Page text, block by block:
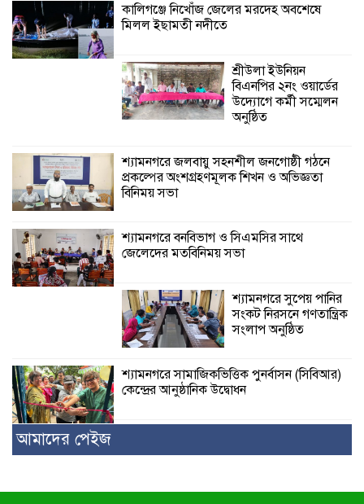
শ্যামনগরে বনবিভাগ ও সিএমসির সাথে
কালিগঞ্জে নিখোঁজ জেলের মরদেহ অবশেষে
মিলল ইছামতী নদীতে
শ্রীউলা ইউনিয়ন
বিএনপির ২নং ওয়ার্ডের
উদ্যোগে কর্মী সম্মেলন
অনুষ্ঠিত
শ্যামনগরে জলবায়ু সহনশীল জনগোষ্ঠী গঠনে
প্রকল্পের অংশগ্রহণমূলক শিখন ও অভিজ্ঞতা
বিনিময় সভা
শ্যামনগরে বনবিভাগ ও সিএমসির সাথে
জেলেদের মতবিনিময় সভা
শ্যামনগরে সুপেয় পানির
সংকট নিরসনে গণতান্ত্রিক
সংলাপ অনুষ্ঠিত
শ্যামনগরে সামাজিকভিত্তিক পুনর্বাসন (সিবিআর)
কেন্দ্রের আনুষ্ঠানিক উদ্বোধন
আমাদের পেইজ